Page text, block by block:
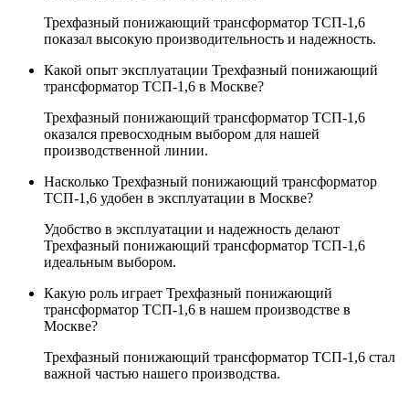
Трехфазный понижающий трансформатор ТСП-1,6
показал высокую производительность и надежность.
Какой опыт эксплуатации Трехфазный понижающий
трансформатор ТСП-1,6 в Москве?
Трехфазный понижающий трансформатор ТСП-1,6
оказался превосходным выбором для нашей
производственной линии.
Насколько Трехфазный понижающий трансформатор
ТСП-1,6 удобен в эксплуатации в Москве?
Удобство в эксплуатации и надежность делают
Трехфазный понижающий трансформатор ТСП-1,6
идеальным выбором.
Какую роль играет Трехфазный понижающий
трансформатор ТСП-1,6 в нашем производстве в
Москве?
Трехфазный понижающий трансформатор ТСП-1,6 стал
важной частью нашего производства.